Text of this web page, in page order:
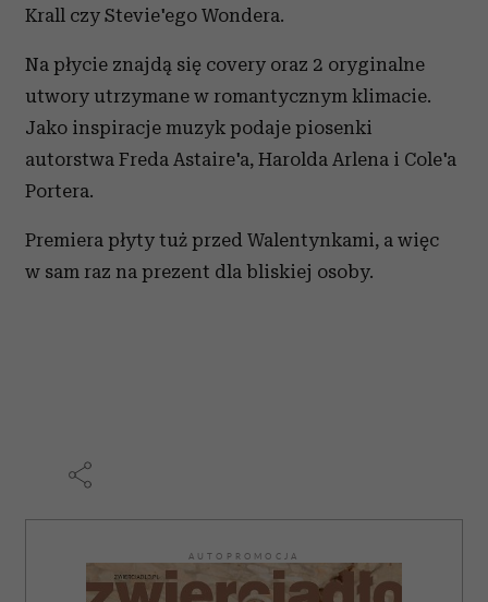
Krall czy Stevie'ego Wondera.
Na płycie znajdą się covery oraz 2 oryginalne
utwory utrzymane w romantycznym klimacie.
Jako inspiracje muzyk podaje piosenki
autorstwa Freda Astaire'a, Harolda Arlena i Cole'a
Portera.
Premiera płyty tuż przed Walentynkami, a więc
w sam raz na prezent dla bliskiej osoby.
AUTOPROMOCJA